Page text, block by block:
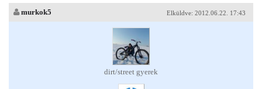
Elküldve: 2012.06.22. 17:43
murkok5
dirt/street gyerek